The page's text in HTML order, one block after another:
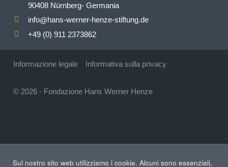
90408 Nürnberg- Germania
info@hans-werner-henze-stiftung.de
+49 (0) 911 2373862
Informazione legale Informativa sulla privacy
© 2026 · Fondazione Hans Werner Henze
Sul nostro sito web utilizziamo i cookie. Alcuni sono essenziali,